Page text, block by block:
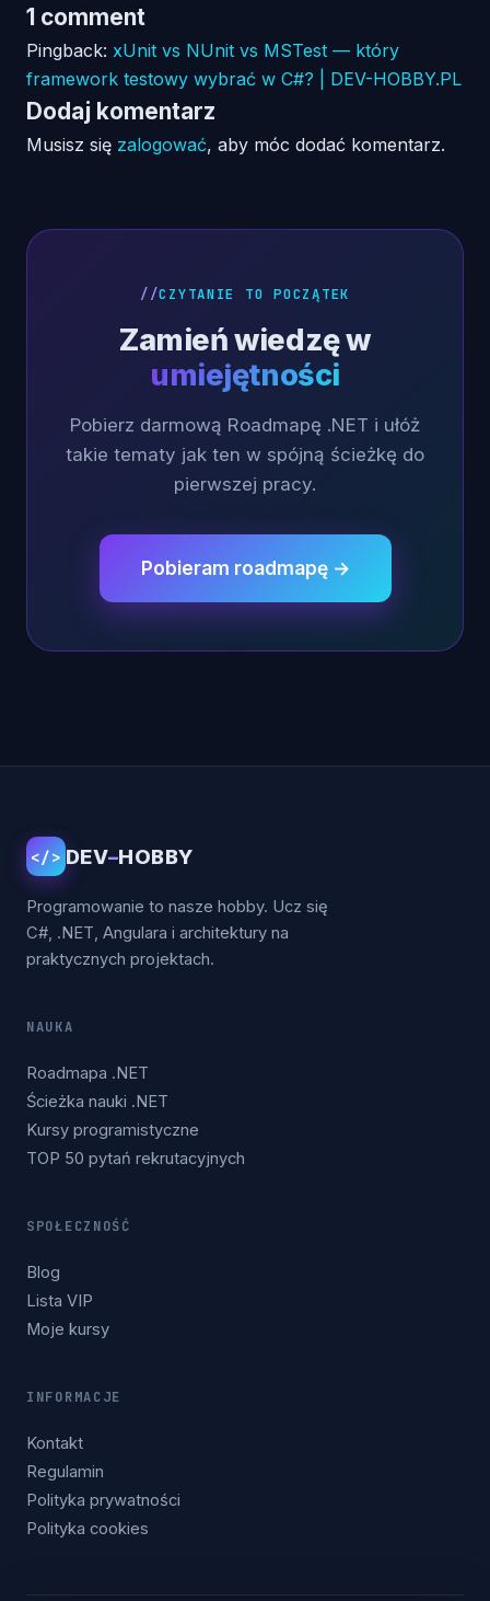
1 comment
Pingback: xUnit vs NUnit vs MSTest — który
framework testowy wybrać w C#? | DEV-HOBBY.PL
Dodaj komentarz
Musisz się zalogować, aby móc dodać komentarz.
CZYTANIE TO POCZĄTEK
Zamień wiedzę w
umiejętności
Pobierz darmową Roadmapę .NET i ułóż
takie tematy jak ten w spójną ścieżkę do
pierwszej pracy.
Pobieram roadmapę →
</> DEV–HOBBY
Programowanie to nasze hobby. Ucz się
C#, .NET, Angulara i architektury na
praktycznych projektach.
NAUKA
Roadmapa .NET
Ścieżka nauki .NET
Kursy programistyczne
TOP 50 pytań rekrutacyjnych
SPOŁECZNOŚĆ
Blog
Lista VIP
Moje kursy
INFORMACJE
Kontakt
Regulamin
Polityka prywatności
Polityka cookies